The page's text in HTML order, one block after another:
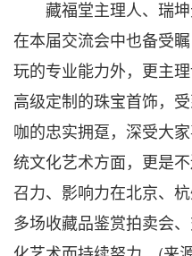
藏福堂主理人、瑞坤
在本届交流会中也备受
玩的专业能力外，更主
高级定制的珠宝首饰，
咖的忠实拥趸，深受大
统文化艺术方面，更是
召力、影响力在北京、
多场收藏品鉴赏拍卖会